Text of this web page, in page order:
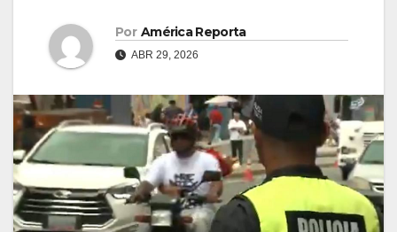
Por América Reporta
ABR 29, 2026